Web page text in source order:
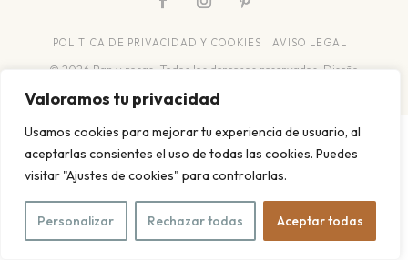
Valoramos tu privacidad
Usamos cookies para mejorar tu experiencia de usuario, al
aceptarlas consientes el uso de todas las cookies. Puedes
visitar "Ajustes de cookies" para controlarlas.
Personalizar Rechazar todas Aceptar todas
POLITICA DE PRIVACIDAD Y COOKIES AVISO LEGAL
© 2026 Pan y rosas. Todos los derechos reservados. Diseño